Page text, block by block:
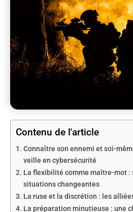
Contenu de l'article
Connaître son ennemi et soi-
veille en cybersécurité
La flexibilité comme maître-mot :
situations changeantes
La ruse et la discrétion : les
La préparation minutieuse : une